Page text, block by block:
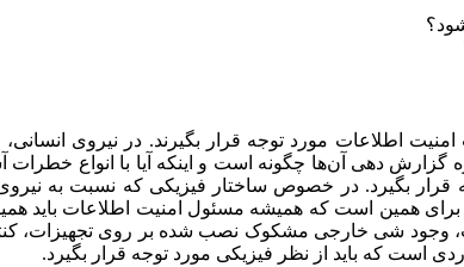
اطلاعات مورد توجه قرار بگیرند. در نیروی
دهی آن‌ها چگونه است و اینکه آیا با انواع
قرار بگیرد. در خصوص ساختار فیزیکی که نسبت به
همین است که همیشه مسئول امنیت اطلاعات باید
وجود شی خارجی مشکوک نصب شده بر روی تجهیزات،
است که باید از نظر فیزیکی مورد توجه قرار بگیرد.